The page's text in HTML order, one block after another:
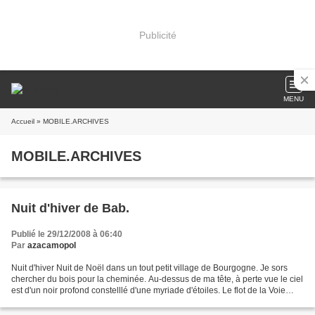
Publicité
MENU
Accueil » MOBILE.ARCHIVES
MOBILE.ARCHIVES
Nuit d'hiver de Bab.
Publié le 29/12/2008 à 06:40
Par azacamopol
Nuit d'hiver Nuit de Noël dans un tout petit village de Bourgogne. Je sors
chercher du bois pour la cheminée. Au-dessus de ma tête, à perte vue le ciel
est d'un noir profond constelllé d'une myriade d'étoiles. Le flot de la Voie